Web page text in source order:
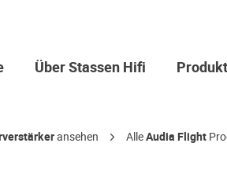
Über Stassen Hifi
ansehen AlleAudia Flight